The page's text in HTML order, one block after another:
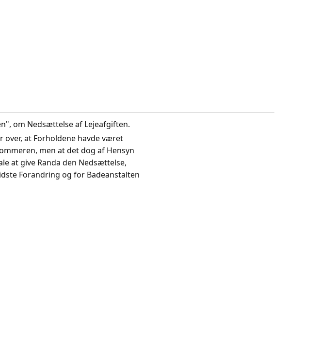
om Nedsættelse af Lejeafgiften.
over, at Forholdene havde været
men at det dog af Hensyn
at give Randa den Nedsættelse,
Forandring og for Badeanstalten